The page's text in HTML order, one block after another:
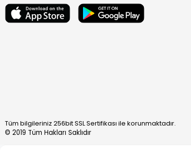
9001571406980
8699415883029
8680690361869
8680690361838
Tüm bilgileriniz 256bit SSL Sertifikası ile korunmaktadır.
© 2019 Tüm Hakları Saklıdır